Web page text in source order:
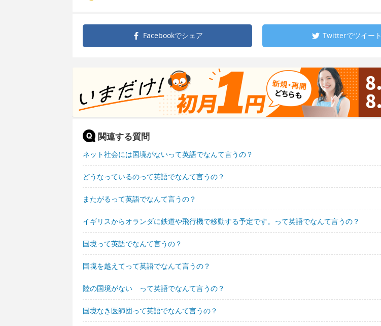
Facebookでシェア Twitterでツイート
関連する質問
ネット社会には国境がないって英語でなんて言うの？
どうなっているのって英語でなんて言うの？
またがるって英語でなんて言うの？
イギリスからオランダに鉄道や飛行機で移動する予定です。って英語でなんて言うの？
国境って英語でなんて言うの？
国境を越えてって英語でなんて言うの？
陸の国境がない って英語でなんて言うの？
国境なき医師団って英語でなんて言うの？